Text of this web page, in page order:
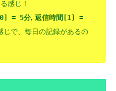
感じ！
= 5分, 返信時間[1] =
じで、毎日の記録があるの